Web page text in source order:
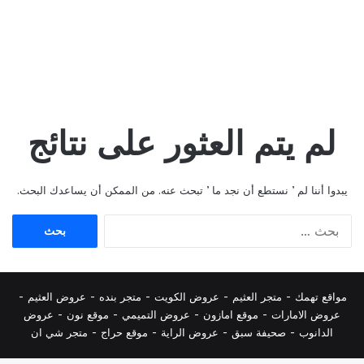
لم يتم العثور على نتائج
يبدوا أننا لم ’ نستطع أن نجد ما ’ تبحث عنه. من الممكن أن يساعدك البحث.
مواقع تهمك - متجر العثيم - عروض الكويت - متجر بنده - عروض العثيم -
عروض الامارات - موقع امازون - عروض التميمي - موقع نون - عروض
الدانوب - صحيفة سبق - عروض الراية - موقع حراج - متجر شي ان